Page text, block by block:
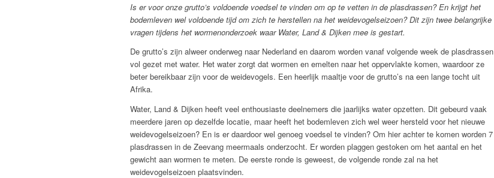
Is er voor onze grutto’s voldoende voedsel te vinden om op te vetten in de plasdrassen? En krijgt het
bodemleven wel voldoende tijd om zich te herstellen na het weidevogelseizoen? Dit zijn twee belangrijke
vragen tijdens het wormenonderzoek waar Water, Land & Dijken mee is gestart.
De grutto’s zijn alweer onderweg naar Nederland en daarom worden vanaf volgende week de plasdrassen
vol gezet met water. Het water zorgt dat wormen en emelten naar het oppervlakte komen, waardoor ze
beter bereikbaar zijn voor de weidevogels. Een heerlijk maaltje voor de grutto’s na een lange tocht uit
Afrika.
Water, Land & Dijken heeft veel enthousiaste deelnemers die jaarlijks water opzetten. Dit gebeurd vaak
meerdere jaren op dezelfde locatie, maar heeft het bodemleven zich wel weer hersteld voor het nieuwe
weidevogelseizoen? En is er daardoor wel genoeg voedsel te vinden? Om hier achter te komen worden 7
plasdrassen in de Zeevang meermaals onderzocht. Er worden plaggen gestoken om het aantal en het
gewicht aan wormen te meten. De eerste ronde is geweest, de volgende ronde zal na het
weidevogelseizoen plaatsvinden.